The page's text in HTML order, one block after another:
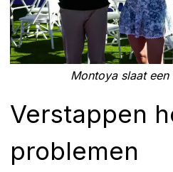
Montoya slaat
Verstappen
problemen